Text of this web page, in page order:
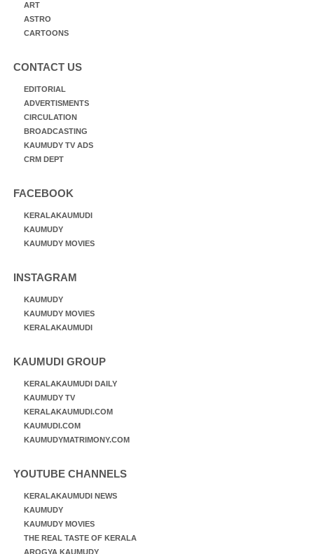
ART
ASTRO
CARTOONS
CONTACT US
EDITORIAL
ADVERTISMENTS
CIRCULATION
BROADCASTING
KAUMUDY TV ADS
CRM DEPT
FACEBOOK
KERALAKAUMUDI
KAUMUDY
KAUMUDY MOVIES
INSTAGRAM
KAUMUDY
KAUMUDY MOVIES
KERALAKAUMUDI
KAUMUDI GROUP
KERALAKAUMUDI DAILY
KAUMUDY TV
KERALAKAUMUDI.COM
KAUMUDI.COM
KAUMUDYMATRIMONY.COM
YOUTUBE CHANNELS
KERALAKAUMUDI NEWS
KAUMUDY
KAUMUDY MOVIES
THE REAL TASTE OF KERALA
AROGYA KAUMUDY